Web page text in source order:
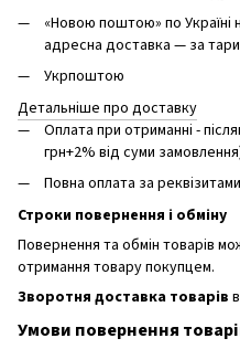
«Новою поштою» по Україні
адресна доставка — за
Укрпоштою
Детальніше про доставку
Оплата при отриманні -
грн+2% від суми
Повна оплата за реквізитами
Строки повернення і обміну
Повернення та обмін товарів
отримання товару покупцем.
Зворотня доставка товарів
Умови повернення